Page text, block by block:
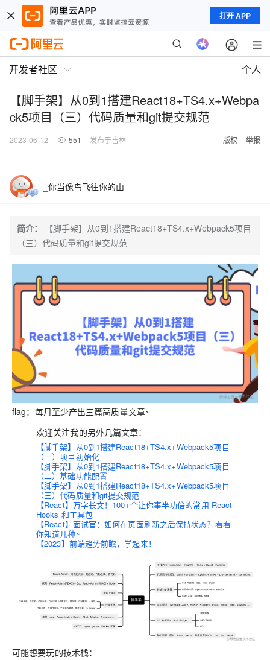
打开 APP
开发者社区 个人
【脚手架】从0到1搭建React18+TS4.x+Webpa
ck5项目（三）代码质量和git提交规范
2023-06-12 551 发布于吉林 版权 举报
_你当像鸟飞往你的山
简介：
【脚手架】从0到1搭建React18+TS4.x+Webpack5项目
（三）代码质量和git提交规范
flag：每月至少产出三篇高质量文章~
欢迎关注我的另外几篇文章：
【脚手架】从0到1搭建React18+TS4.x+Webpack5项目
（一）项目初始化
【脚手架】从0到1搭建React18+TS4.x+Webpack5项目
（二）基础功能配置
【脚手架】从0到1搭建React18+TS4.x+Webpack5项目
（三）代码质量和git提交规范
【React】万字长文！100+个让你事半功倍的常用 React
Hooks 和工具包
【React】面试官：如何在页面刷新之后保持状态？看看
你知道几种~
【2023】前端趋势前瞻，学起来！
可能想要玩的技术栈：